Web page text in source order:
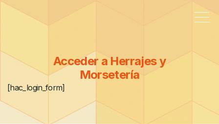
Acceder a Herrajes y
Morsetería
[hac_login_form]